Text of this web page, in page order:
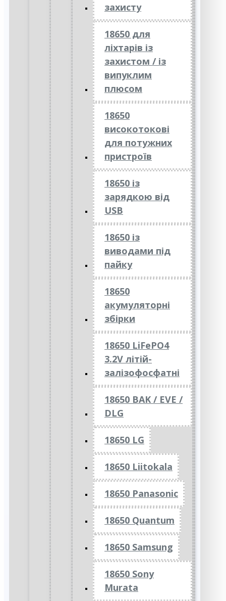
захисту
18650 для
ліхтарів із
захистом / із
випуклим
плюсом
18650
високотокові
для потужних
пристроїв
18650 із
зарядкою від
USB
18650 із
виводами під
пайку
18650
акумуляторні
збірки
18650 LiFePO4
3.2V літій-
залізофосфатні
18650 BAK / EVE /
DLG
18650 LG
18650 Liitokala
18650 Panasonic
18650 Quantum
18650 Samsung
18650 Sony
Murata